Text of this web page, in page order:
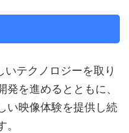
テクノロジーを取り
発を進めるとともに、
い映像体験を提供し続